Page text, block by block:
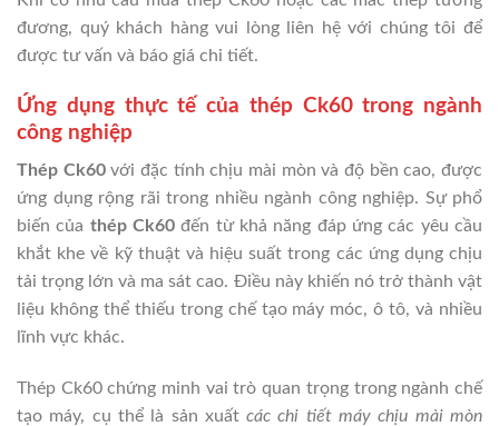
đương, quý khách hàng vui lòng liên hệ với chúng tôi để
được tư vấn và báo giá chi tiết.
Ứng dụng thực tế của thép Ck60 trong ngành
công nghiệp
Thép Ck60với đặc tính chịu mài mòn và độ bền cao, được
ứng dụng rộng rãi trong nhiều ngành công nghiệp. Sự phổ
biến của thép Ck60 đến từ khả năng đáp ứng các yêu cầu
khắt khe về kỹ thuật và hiệu suất trong các ứng dụng chịu
tải trọng lớn và ma sát cao. Điều này khiến nó trở thành vật
liệu không thể thiếu trong chế tạo máy móc, ô tô, và nhiều
lĩnh vực khác.
Thép Ck60 chứng minh vai trò quan trọng trong ngành chế
tạo máy, cụ thể là sản xuấtcác chi tiết máy chịu mài mòn